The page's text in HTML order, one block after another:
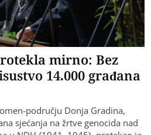
mirno: Bez
14.000 građana
području Donja Gradina,
sjećanja na žrtve genocida nad